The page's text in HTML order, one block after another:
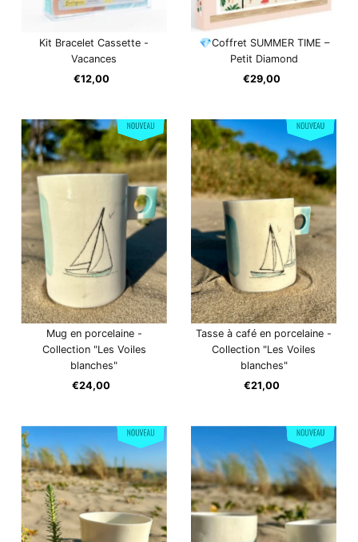
Kit Bracelet Cassette -
Vacances
Prix
€12,00
💎Coffret SUMMER TIME –
Petit Diamond
Prix
€29,00
Mug en porcelaine -
Collection "Les Voiles
blanches"
Prix
€24,00
Tasse à café en porcelaine -
Collection "Les Voiles
blanches"
Prix
€21,00